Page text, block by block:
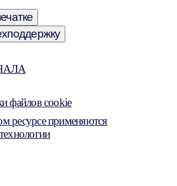
файлов cookie
ресурсе применяются